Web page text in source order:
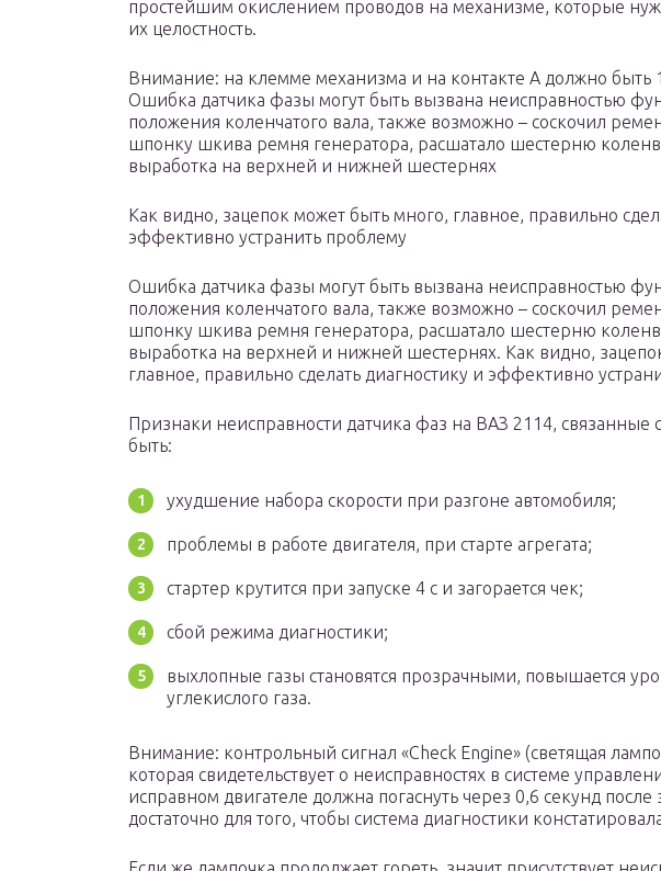
простейшим окислением проводов на механизме, которые
их целостность.
Внимание: на клемме механизма и на контакте А должно быть
Ошибка датчика фазы могут быть вызвана неисправностью
положения коленчатого вала, также возможно – соскочил
шпонку шкива ремня генератора, расшатало шестерню
выработка на верхней и нижней шестернях
Как видно, зацепок может быть много, главное, правильно
эффективно устранить проблему
Ошибка датчика фазы могут быть вызвана неисправностью
положения коленчатого вала, также возможно – соскочил
шпонку шкива ремня генератора, расшатало шестерню
выработка на верхней и нижней шестернях. Как видно,
главное, правильно сделать диагностику и эффективно
Признаки неисправности датчика фаз на ВАЗ 2114, связанные
быть:
ухудшение набора скорости при разгоне автомобиля;
проблемы в работе двигателя, при старте агрегата;
стартер крутится при запуске 4 с и загорается чек;
сбой режима диагностики;
выхлопные газы становятся прозрачными, повышается
углекислого газа.
Внимание: контрольный сигнал «Check Engine» (светящая
которая свидетельствует о неисправностях в системе
исправном двигателе должна погаснуть через 0,6 секунд после
достаточно для того, чтобы система диагностики